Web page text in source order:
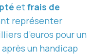
etfrais de
représenter
d’euros pour un
un handicap